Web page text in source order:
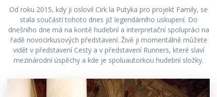
Od roku 2015, kdy ji oslovil Cirk la Putyka pro projekt Family, se
stala součástí tohoto dnes již legendárního uskupení. Do
dnešního dne má na kontě hudební a interpretační spolupráci na
řadě novocirkusových představení. Živě ji momentálně můžete
vidět v představení Cesty a v představení Runners, které slaví
mezinárodní úspěchy a kde je spoluautorkou hudební složky.